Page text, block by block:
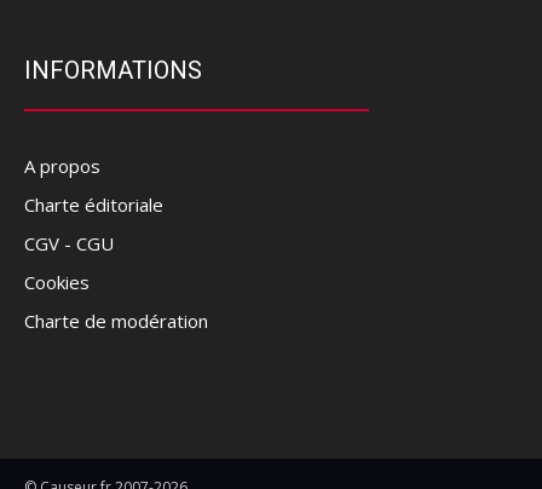
INFORMATIONS
A propos
Charte éditoriale
CGV - CGU
Cookies
Charte de modération